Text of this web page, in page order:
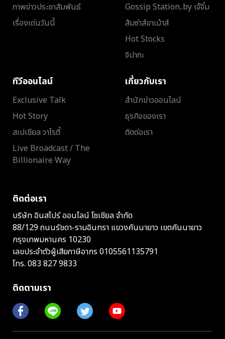
ภาพข่าวประชาสัมพันธ์
เรื่องเด่นวันนี้
Gossip Station..by เจ๊จิ๋ม
ส้มซ่าส์ขาเม้าส์
Hot Stocks
จิปาถะ
ทีวีออนไลน์
Exclusive Talk
Hot Story
สเปเชียล วาไรตี้
Live Broadcast / The
Billionaire Way
เกี่ยวกับเรา
สำนักข่าวออนไลน์
ธุรกิจของเรา
ติดต่อเรา
ติดต่อเรา
บริษัท อินสไปร์ ออนไลน์ โซเชียล จำกัด
88/129 ถนนรัชดา-รามอินทรา แขวงคันนายาว เขตคันนายาว
กรุงเทพมหานคร 10230
เลขประจำตัวผู้เสียภาษีอากร 0105561135791
โทร. 083 827 9833
ติดตามเรา